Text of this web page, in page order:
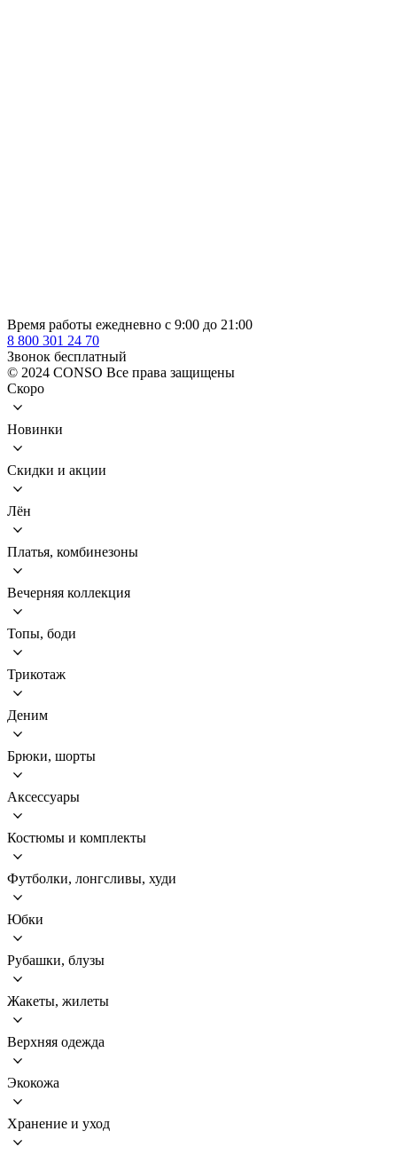
Время работы ежедневно с 9:00 до 21:00
8 800 301 24 70
Звонок бесплатный
© 2024 CONSO Все права защищены
Скоро
Новинки
Скидки и акции
Лён
Платья, комбинезоны
Вечерняя коллекция
Топы, боди
Трикотаж
Деним
Брюки, шорты
Аксессуары
Костюмы и комплекты
Футболки, лонгсливы, худи
Юбки
Рубашки, блузы
Жакеты, жилеты
Верхняя одежда
Экокожа
Хранение и уход